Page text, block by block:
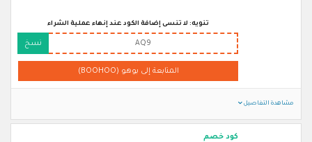
تنويه: لا تنسى إضافة الكود عند إنهاء عملية الشراء
AQ9 نسخ
المتابعة إلى بوهو (BOOHOO)
مشاهدة التفاصيل
كود خصم